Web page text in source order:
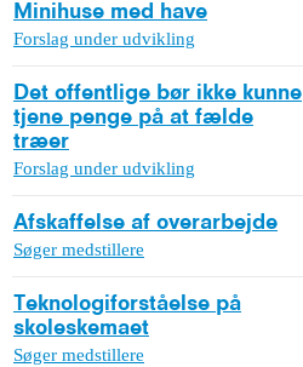
Minihuse med have
Forslag under udvikling
Det offentlige bør ikke kunne
tjene penge på at fælde
træer
Forslag under udvikling
Afskaffelse af overarbejde
Søger medstillere
Teknologiforståelse på
skoleskemaet
Søger medstillere